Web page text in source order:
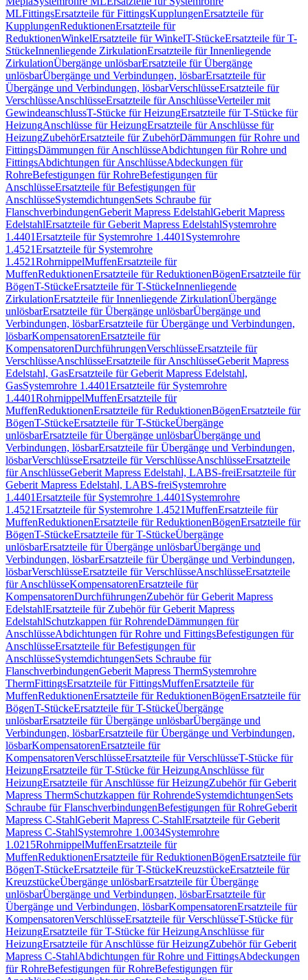
MLFittingsErsatzteile für FittingsKupplungenErsatzteile für
KupplungenReduktionenErsatzteile für
ReduktionenWinkelErsatzteile für WinkelT-StückeErsatzteile für T-
StückeInnenliegende ZirkulationErsatzteile für Innenliegende
ZirkulationÜbergänge unlösbarErsatzteile für Übergänge
unlösbarÜbergänge und Verbindungen, lösbarErsatzteile für
Übergänge und Verbindungen, lösbarVerschlüsseErsatzteile für
VerschlüsseAnschlüsseErsatzteile für AnschlüsseVerteiler mit
GewindeanschlussT-Stücke für HeizungErsatzteile für T-Stücke für
HeizungAnschlüsse für HeizungErsatzteile für Anschlüsse für
HeizungZubehörErsatzteile für ZubehörDämmungen für Rohre und
FittingsDämmungen für AnschlüsseAbdichtungen für Rohre und
FittingsAbdichtungen für AnschlüsseAbdeckungen für
RohreBefestigungen für RohreBefestigungen für
AnschlüsseErsatzteile für Befestigungen für
AnschlüsseSystemdichtungenSets Schraube für
FlanschverbindungenGeberit Mapress EdelstahlGeberit Mapress
EdelstahlErsatzteile für Geberit Mapress EdelstahlSystemrohre
1.4401Ersatzteile für Systemrohre 1.4401 Systemrohre
1.4521Ersatzteile für Systemrohre
1.4521RohrnippelMuffenErsatzteile für
MuffenReduktionenErsatzteile für ReduktionenBögenErsatzteile für
BögenT-StückeErsatzteile für T-StückeInnenliegende
ZirkulationErsatzteile für Innenliegende ZirkulationÜbergänge
unlösbarErsatzteile für Übergänge unlösbarÜbergänge und
Verbindungen, lösbarErsatzteile für Übergänge und Verbindungen,
lösbarKompensatorenErsatzteile für
KompensatorenDurchführungenVerschlüsseErsatzteile für
VerschlüsseAnschlüsseErsatzteile für AnschlüsseGeberit Mapress
Edelstahl, GasErsatzteile für Geberit Mapress Edelstahl,
GasSystemrohre 1.4401Ersatzteile für Systemrohre
1.4401RohrnippelMuffenErsatzteile für
MuffenReduktionenErsatzteile für ReduktionenBögenErsatzteile für
BögenT-StückeErsatzteile für T-StückeÜbergänge
unlösbarErsatzteile für Übergänge unlösbarÜbergänge und
Verbindungen, lösbarErsatzteile für Übergänge und Verbindungen,
lösbarVerschlüsseErsatzteile für VerschlüsseAnschlüsseErsatzteile
für AnschlüsseGeberit Mapress Edelstahl, LABS-freiErsatzteile für
Geberit Mapress Edelstahl, LABS-freiSystemrohre
1.4401Ersatzteile für Systemrohre 1.4401 Systemrohre
1.4521Ersatzteile für Systemrohre 1.4521MuffenErsatzteile für
MuffenReduktionenErsatzteile für ReduktionenBögenErsatzteile für
BögenT-StückeErsatzteile für T-StückeÜbergänge
unlösbarErsatzteile für Übergänge unlösbarÜbergänge und
Verbindungen, lösbarErsatzteile für Übergänge und Verbindungen,
lösbarVerschlüsseErsatzteile für VerschlüsseAnschlüsseErsatzteile
für AnschlüsseKompensatorenErsatzteile für
KompensatorenDurchführungenZubehör für Geberit Mapress
EdelstahlErsatzteile für Zubehör für Geberit Mapress
EdelstahlSchutzkappen für RohrendeDämmungen für
AnschlüsseAbdichtungen für Rohre und FittingsBefestigungen für
AnschlüsseErsatzteile für Befestigungen für
AnschlüsseSystemdichtungenSets Schraube für
FlanschverbindungenGeberit Mapress ThermSystemrohre
ThermFittingsErsatzteile für FittingsMuffenErsatzteile für
MuffenReduktionenErsatzteile für ReduktionenBögenErsatzteile für
BögenT-StückeErsatzteile für T-StückeÜbergänge
unlösbarErsatzteile für Übergänge unlösbarÜbergänge und
Verbindungen, lösbarErsatzteile für Übergänge und Verbindungen,
lösbarKompensatorenErsatzteile für
KompensatorenVerschlüsseErsatzteile für VerschlüsseT-Stücke für
HeizungErsatzteile für T-Stücke für HeizungAnschlüsse für
HeizungErsatzteile für Anschlüsse für HeizungZubehör für Geberit
Mapress ThermSchutzkappen für RohrendeSystemdichtungenSets
Schraube für FlanschverbindungenBefestigungen für RohreGeberit
Mapress C-StahlGeberit Mapress C-StahlErsatzteile für Geberit
Mapress C-StahlSystemrohre 1.0034Systemrohre
1.0215RohrnippelMuffenErsatzteile für
MuffenReduktionenErsatzteile für ReduktionenBögenErsatzteile für
BögenT-StückeErsatzteile für T-StückeKreuzstückeErsatzteile für
KreuzstückeÜbergänge unlösbarErsatzteile für Übergänge
unlösbarÜbergänge und Verbindungen, lösbarErsatzteile für
Übergänge und Verbindungen, lösbarKompensatorenErsatzteile für
KompensatorenVerschlüsseErsatzteile für VerschlüsseT-Stücke für
HeizungErsatzteile für T-Stücke für HeizungAnschlüsse für
HeizungErsatzteile für Anschlüsse für HeizungZubehör für Geberit
Mapress C-StahlAbdichtungen für Rohre und FittingsAbdeckungen
für RohreBefestigungen für RohreBefestigungen für